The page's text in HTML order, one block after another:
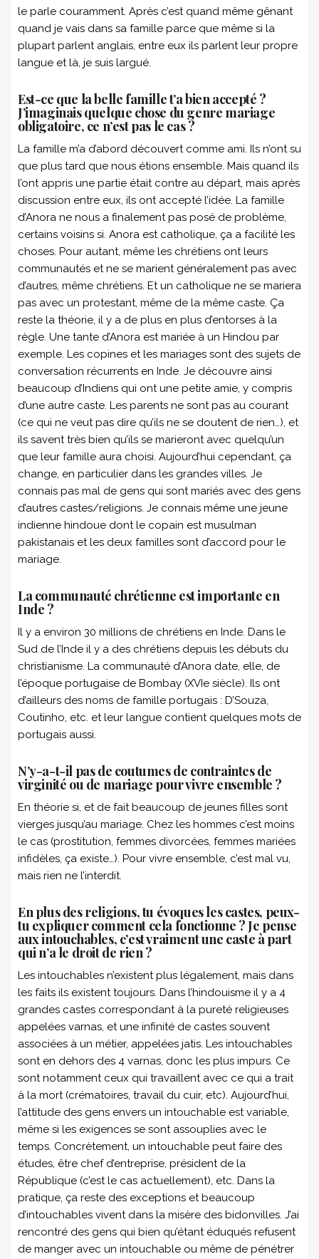
le parle couramment. Après c’est quand même gênant
quand je vais dans sa famille parce que même si la
plupart parlent anglais, entre eux ils parlent leur propre
langue et là, je suis largué.
Est-ce que la belle famille t’a bien accepté ?
J’imaginais quelque chose du genre mariage
obligatoire, ce n’est pas le cas ?
La famille m’a d’abord découvert comme ami. Ils n’ont su
que plus tard que nous étions ensemble. Mais quand ils
l’ont appris une partie était contre au départ, mais après
discussion entre eux, ils ont accepté l’idée. La famille
d’Anora ne nous a finalement pas posé de problème,
certains voisins si. Anora est catholique, ça a facilité les
choses. Pour autant, même les chrétiens ont leurs
communautés et ne se marient généralement pas avec
d’autres, même chrétiens. Et un catholique ne se mariera
pas avec un protestant, même de la même caste. Ça
reste la théorie, il y a de plus en plus d’entorses à la
règle. Une tante d’Anora est mariée à un Hindou par
exemple. Les copines et les mariages sont des sujets de
conversation récurrents en Inde. Je découvre ainsi
beaucoup d’Indiens qui ont une petite amie, y compris
d’une autre caste. Les parents ne sont pas au courant
(ce qui ne veut pas dire qu’ils ne se doutent de rien…), et
ils savent très bien qu’ils se marieront avec quelqu’un
que leur famille aura choisi. Aujourd’hui cependant, ça
change, en particulier dans les grandes villes. Je
connais pas mal de gens qui sont mariés avec des gens
d’autres castes/religions. Je connais même une jeune
indienne hindoue dont le copain est musulman
pakistanais et les deux familles sont d’accord pour le
mariage.
La communauté chrétienne est importante en
Inde ?
Il y a environ 30 millions de chrétiens en Inde. Dans le
Sud de l’Inde il y a des chrétiens depuis les débuts du
christianisme. La communauté d’Anora date, elle, de
l’époque portugaise de Bombay (XVIe siècle). Ils ont
d’ailleurs des noms de famille portugais : D’Souza,
Coutinho, etc. et leur langue contient quelques mots de
portugais aussi.
N’y-a-t-il pas de coutumes de contraintes de
virginité ou de mariage pour vivre ensemble ?
En théorie si, et de fait beaucoup de jeunes filles sont
vierges jusqu’au mariage. Chez les hommes c’est moins
le cas (prostitution, femmes divorcées, femmes mariées
infidèles, ça existe…). Pour vivre ensemble, c’est mal vu,
mais rien ne l’interdit.
En plus des religions, tu évoques les castes, peux-
tu expliquer comment cela fonctionne ? Je pense
aux intouchables, c’est vraiment une caste à part
qui n’a le droit de rien ?
Les intouchables n’existent plus légalement, mais dans
les faits ils existent toujours. Dans l’hindouisme il y a 4
grandes castes correspondant à la pureté religieuses
appelées varnas, et une infinité de castes souvent
associées à un métier, appelées jatis. Les intouchables
sont en dehors des 4 varnas, donc les plus impurs. Ce
sont notamment ceux qui travaillent avec ce qui a trait
à la mort (crématoires, travail du cuir, etc). Aujourd’hui,
l’attitude des gens envers un intouchable est variable,
même si les exigences se sont assouplies avec le
temps. Concrètement, un intouchable peut faire des
études, être chef d’entreprise, président de la
République (c’est le cas actuellement), etc. Dans la
pratique, ça reste des exceptions et beaucoup
d’intouchables vivent dans la misère des bidonvilles. J’ai
rencontré des gens qui bien qu’étant éduqués refusent
de manger avec un intouchable ou même de pénétrer